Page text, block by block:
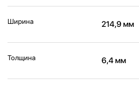
Ширина 214,9 мм
Толщина 6,4 мм